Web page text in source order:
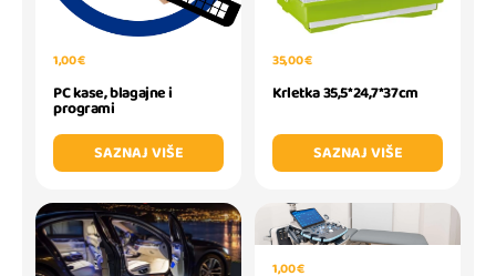
1,00 €
PC kase, blagajne i
programi
SAZNAJ VIŠE
35,00 €
Krletka 35,5*24,7*37cm
SAZNAJ VIŠE
1,00 €